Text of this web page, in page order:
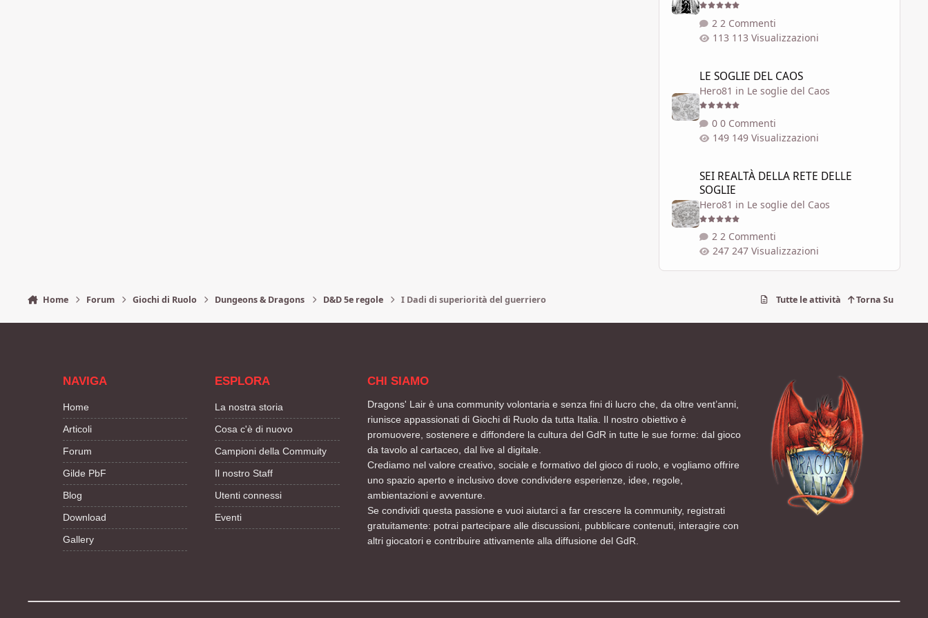
2 Commenti
113 Visualizzazioni
LE SOGLIE DEL CAOS
Hero81 in Le soglie del Caos
0 Commenti
149 Visualizzazioni
SEI REALTÀ DELLA RETE DELLE
SOGLIE
Hero81 in Le soglie del Caos
2 Commenti
247 Visualizzazioni
Home Forum Giochi di Ruolo Dungeons & Dragons D&D 5e regole I Dadi di superiorità del guerriero Tutte le attività Torna Su
NAVIGA
Home
Articoli
Forum
Gilde PbF
Blog
Download
Gallery
ESPLORA
La nostra storia
Cosa c'è di nuovo
Campioni della Commuity
Il nostro Staff
Utenti connessi
Eventi
CHI SIAMO
Dragons' Lair è una community volontaria e senza fini di lucro che, da oltre vent’anni,
riunisce appassionati di Giochi di Ruolo da tutta Italia. Il nostro obiettivo è
promuovere, sostenere e diffondere la cultura del GdR in tutte le sue forme: dal gioco
da tavolo al cartaceo, dal live al digitale.
Crediamo nel valore creativo, sociale e formativo del gioco di ruolo, e vogliamo offrire
uno spazio aperto e inclusivo dove condividere esperienze, idee, regole,
ambientazioni e avventure.
Se condividi questa passione e vuoi aiutarci a far crescere la community, registrati
gratuitamente: potrai partecipare alle discussioni, pubblicare contenuti, interagire con
altri giocatori e contribuire attivamente alla diffusione del GdR.